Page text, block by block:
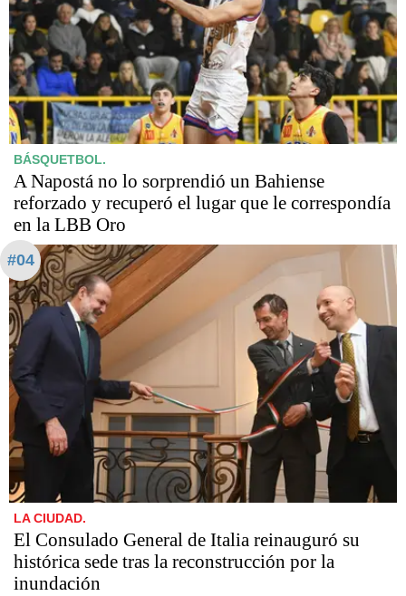
BÁSQUETBOL.
A Napostá no lo sorprendió un Bahiense
reforzado y recuperó el lugar que le correspondía
en la LBB Oro
#04
LA CIUDAD.
El Consulado General de Italia reinauguró su
histórica sede tras la reconstrucción por la
inundación